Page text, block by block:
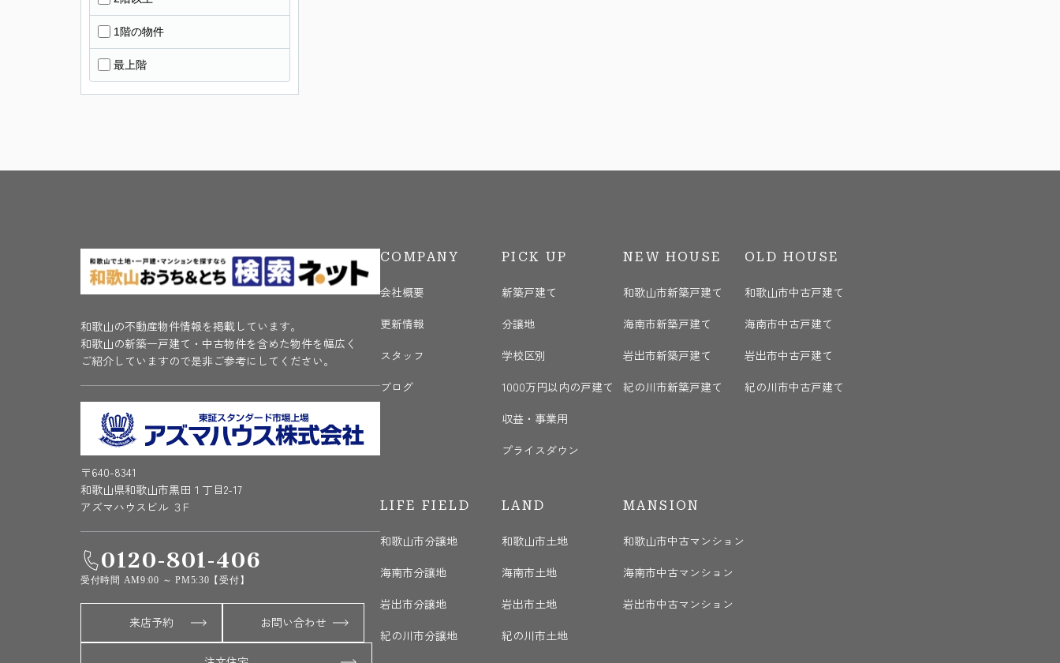
1階の物件
最上階
和歌山の不動産物件情報を掲載しています。
和歌山の新築一戸建て・中古物件を含めた物件を幅広く
ご紹介していますので是非ご参考にしてください。
〒640-8341
和歌山県和歌山市黒田１丁目2-17
アズマハウスビル ３F
0120-801-406
受付時間 AM9:00 ～ PM5:30【受付】
来店予約 お問い合わせ
COMPANY
会社概要
更新情報
スタッフ
ブログ
PICK UP
新築戸建て
分譲地
学校区別
1000万円以内の戸建て
収益・事業用
プライスダウン
NEW HOUSE
和歌山市新築戸建て
海南市新築戸建て
岩出市新築戸建て
紀の川市新築戸建て
OLD HOUSE
和歌山市中古戸建て
海南市中古戸建て
岩出市中古戸建て
紀の川市中古戸建て
LIFE FIELD
和歌山市分譲地
海南市分譲地
岩出市分譲地
紀の川市分譲地
LAND
和歌山市土地
海南市土地
岩出市土地
紀の川市土地
MANSION
和歌山市中古マンション
海南市中古マンション
岩出市中古マンション